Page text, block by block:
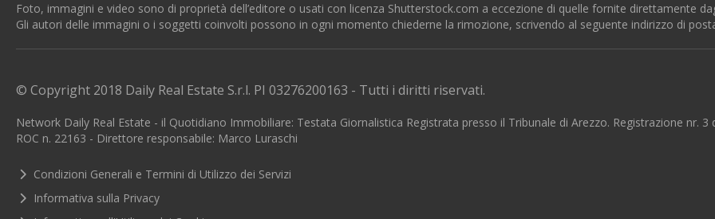
Foto, immagini e video sono di proprietà dell’editore o usati con licenza Shutterstock.com a eccezione di quelle fornite direttamente
Gli autori delle immagini o i soggetti coinvolti possono in ogni momento chiederne la rimozione, scrivendo al seguente indirizzo di
© Copyright 2018 Daily Real Estate S.r.l. PI 03276200163 - Tutti i diritti riservati.
Network Daily Real Estate - il Quotidiano Immobiliare: Testata Giornalistica Registrata presso il Tribunale di Arezzo. Registrazione nr.
ROC n. 22163 - Direttore responsabile: Marco Luraschi
Condizioni Generali e Termini di Utilizzo dei Servizi
Informativa sulla Privacy